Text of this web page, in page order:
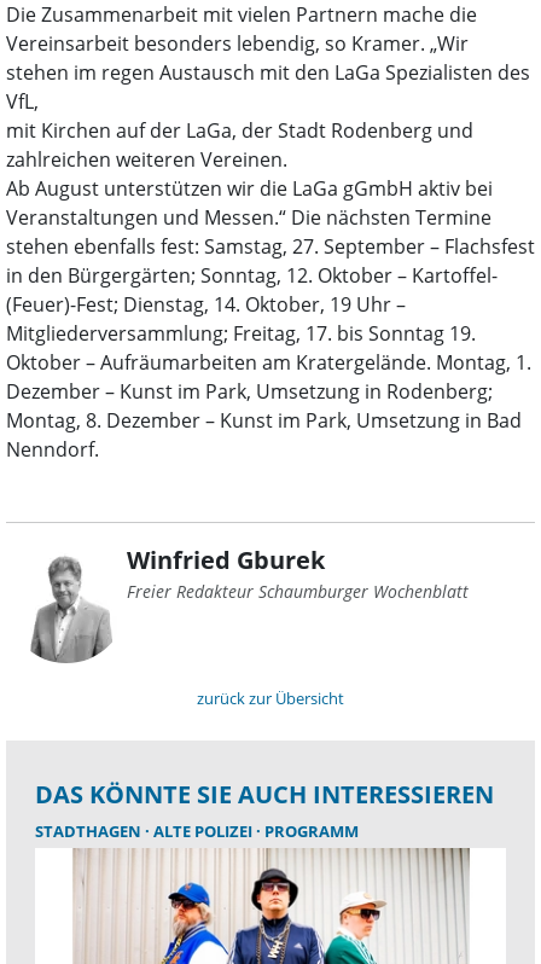
Die Zusammenarbeit mit vielen Partnern mache die
Vereinsarbeit besonders lebendig, so Kramer. „Wir
stehen im regen Austausch mit den LaGa Spezialisten des
VfL,
mit Kirchen auf der LaGa, der Stadt Rodenberg und
zahlreichen weiteren Vereinen.
Ab August unterstützen wir die LaGa gGmbH aktiv bei
Veranstaltungen und Messen.“ Die nächsten Termine
stehen ebenfalls fest: Samstag, 27. September – Flachsfest
in den Bürgergärten; Sonntag, 12. Oktober – Kartoffel-
(Feuer)-Fest; Dienstag, 14. Oktober, 19 Uhr –
Mitgliederversammlung; Freitag, 17. bis Sonntag 19.
Oktober – Aufräumarbeiten am Kratergelände. Montag, 1.
Dezember – Kunst im Park, Umsetzung in Rodenberg;
Montag, 8. Dezember – Kunst im Park, Umsetzung in Bad
Nenndorf.
Winfried Gburek
Freier Redakteur Schaumburger Wochenblatt
zurück zur Übersicht
DAS KÖNNTE SIE AUCH INTERESSIEREN
STADTHAGEN ALTE POLIZEI PROGRAMM